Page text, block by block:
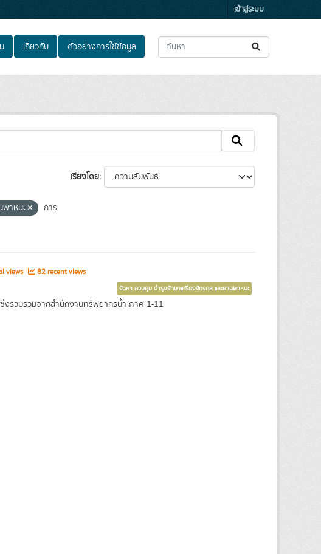
เข้าสู่ระบบ
เกี่ยวกับ ตัวอย่างการใช้ข้อมูล
เรียงโดย
พาหนะ
การ
views 82 recent views
จัดหา ควบคุม บำรุงรักษาเครื่องจักรกล และยานพาหนะ
งรวบรวมจากสำนักงานทรัพยากรน้ำ ภาค 1-11